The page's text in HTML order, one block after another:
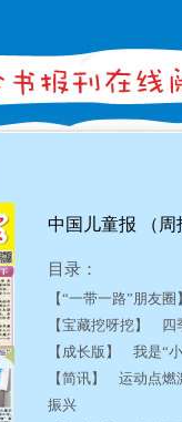
中国儿童报 （周
目录：
【“一带一路”朋友
【宝藏挖呀挖】
【成长版】 我是“
【简讯】 运动点燃
振兴